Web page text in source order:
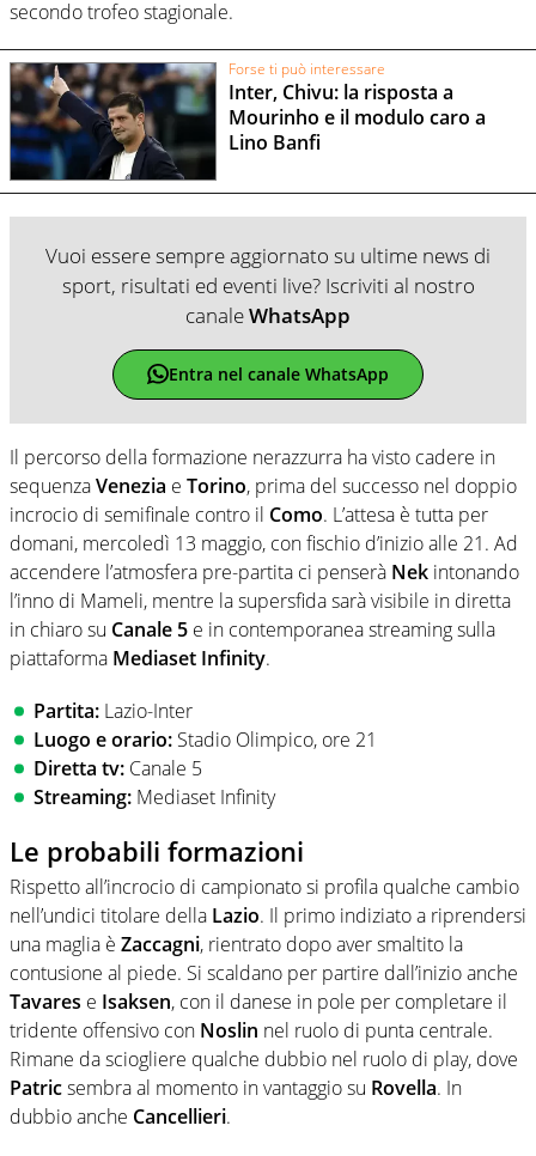
secondo trofeo stagionale.
Forse ti può interessare
Inter, Chivu: la risposta a
Mourinho e il modulo caro a
Lino Banfi
Vuoi essere sempre aggiornato su ultime news di
sport, risultati ed eventi live? Iscriviti al nostro
canaleWhatsApp
Entra nel canale WhatsApp
Il percorso della formazione nerazzurra ha visto cadere in
sequenzaVenezia e Torino, prima del successo nel doppio
incrocio di semifinale contro il Como. L’attesa è tutta per
domani, mercoledì 13 maggio, con fischio d’inizio alle 21. Ad
accendere l’atmosfera pre-partita ci penserà Nek intonando
l’inno di Mameli, mentre la supersfida sarà visibile in diretta
in chiaro su Canale 5 e in contemporanea streaming sulla
piattaforma Mediaset Infinity.
Partita: Lazio-Inter
Luogo e orario: Stadio Olimpico, ore 21
Diretta tv: Canale 5
Streaming: Mediaset Infinity
Le probabili formazioni
Rispetto all’incrocio di campionato si profila qualche cambio
nell’undici titolare della Lazio. Il primo indiziato a riprendersi
una maglia è Zaccagni, rientrato dopo aver smaltito la
contusione al piede. Si scaldano per partire dall’inizio anche
Tavares e Isaksen, con il danese in pole per completare il
tridente offensivo con Noslin nel ruolo di punta centrale.
Rimane da sciogliere qualche dubbio nel ruolo di play, dove
Patricsembra al momento in vantaggio su Rovella. In
dubbio anche Cancellieri.